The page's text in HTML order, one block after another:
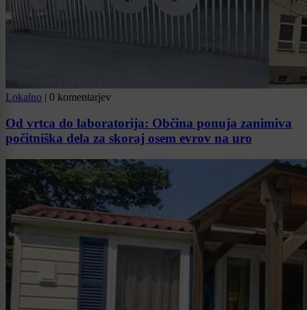
Lokalno | 0 komentarjev
Od vrtca do laboratorija: Občina ponuja zanimiva
počitniška dela za skoraj osem evrov na uro